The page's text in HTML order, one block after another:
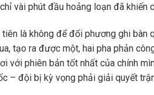
vài phút đầu hoảng loạn đã khiến
tiên là không để đối phương ghi
tạo ra được một, hai pha phản
với phiên bản tốt nhất của chính
– đội bị kỳ vọng phải giải quyết